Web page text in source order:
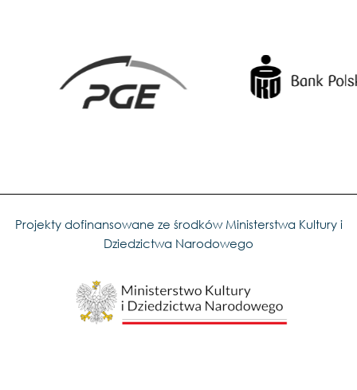
Projekty dofinansowane ze środków Ministerstwa Kultury i
Dziedzictwa Narodowego